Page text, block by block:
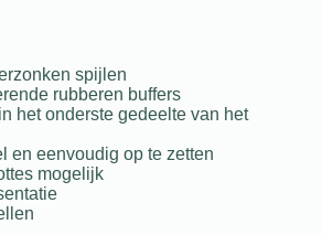
spijlen
rubberen buffers
het onderste gedeelte van het
en eenvoudig op te zetten
mogelijk